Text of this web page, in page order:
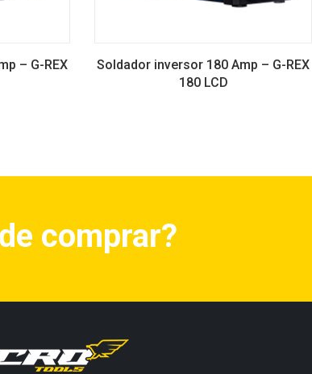
– G-REX
Soldador inversor 180 Amp – G-REX
180 LCD
comprar?